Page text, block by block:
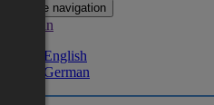
Toggle navigation
German
English
German